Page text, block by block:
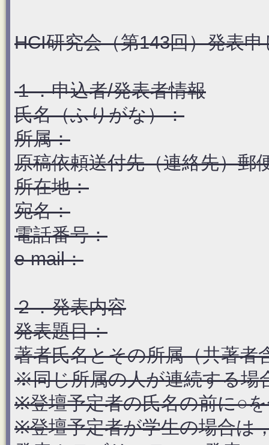
HCI研究会（第143回）発表
１．申込者/発表者情報
氏名（ふりがな）：
所属：
原稿依頼送付先（連絡先）郵
所在地：
宛名：
電話番号：
e-mail：
２．発表内容
発表題目：
著者氏名とその所属（共著者
※同じ所属の人が連続する場
※登壇予定者の氏名の前に○
※登壇予定者が学生の場合は